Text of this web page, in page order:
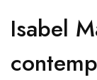
Isabel